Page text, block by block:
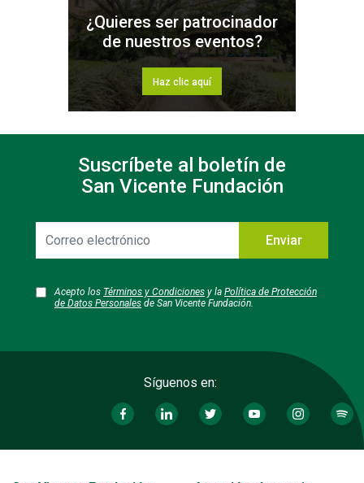
¿Quieres ser patrocinador
de nuestros eventos?
Haz clic aquí
Suscríbete al boletín de
San Vicente Fundación
electrónico
Acepto los Términos y Condiciones y la Política de Protección
de Datos Personales de San Vicente Fundación.
Enviar
Síguenos en: